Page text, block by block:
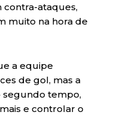
contra-ataques,
muito na hora de
a equipe
de gol, mas a
segundo tempo,
e controlar o